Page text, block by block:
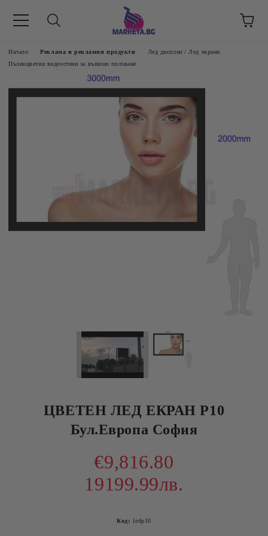
8 -17 ч/
Начало Реклама и рекламни продукти
Лед дисплеи / Лед екрани
Пълноцветни видеостени за външно ползване
ЦВЕТЕН ЛЕД ЕКРАН Р10
Бул.Европа София
€9,816.80
19199.99лв.
Код: ledp10